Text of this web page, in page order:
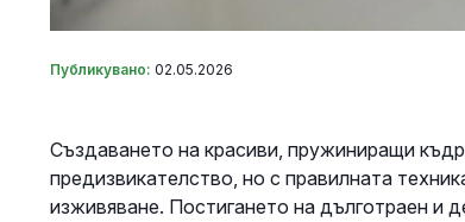
Публикувано: 02.05.2026
Създаването на красиви, пружиниращи
предизвикателство, но с правилната
изживяване. Постигането на дълготраен и